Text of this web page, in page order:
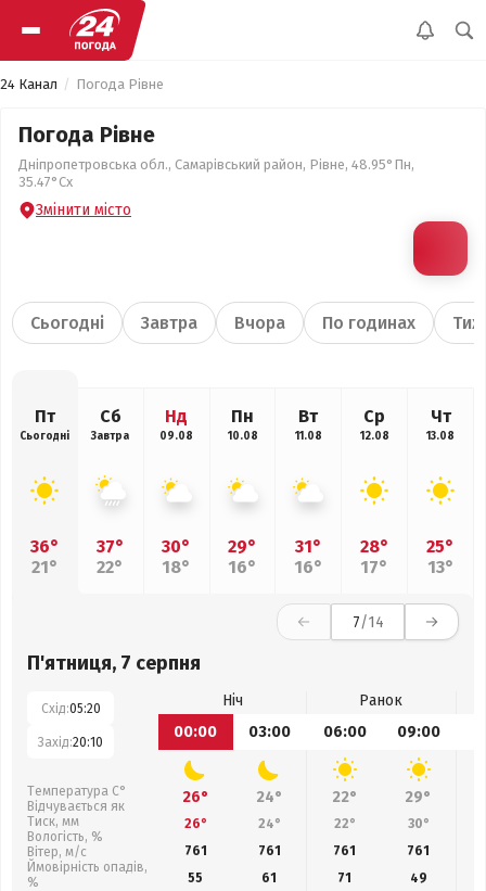
24 Канал Погода Рівне
Погода Рівне
Дніпропетровська обл., Самарівський район, Рівне, 48.95°Пн,
35.47°Сх
Змінити місто
Сьогодні Завтра Вчора По годинах
Пт
Сьогодні
36°
21°
Сб
Завтра
37°
22°
Нд
09.08
30°
18°
Пн
10.08
29°
16°
Вт
11.08
31°
16°
Ср
12.08
28°
17°
Чт
13.08
25°
13°
7/14
П'ятниця, 7 серпня
Схід:05:20
Захід:20:10
Температура С°
Відчувається як
Тиск, мм
Вологість, %
Вітер, м/с
Ймовірність опадів,
%
Ніч
Ранок
00:00
03:00 06:00 09:00
26° 24° 22° 29°
26° 24° 22° 30°
761
761 761 761
55
61 71
49